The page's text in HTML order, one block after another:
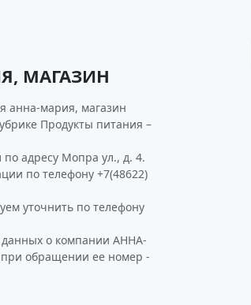
МАГАЗИН
анна-мария, магазин
Продукты питания –
адресу Мопра ул., д. 4.
по телефону +7(48622)
уточнить по телефону
данных о компании АННА-
обращении ее номер -